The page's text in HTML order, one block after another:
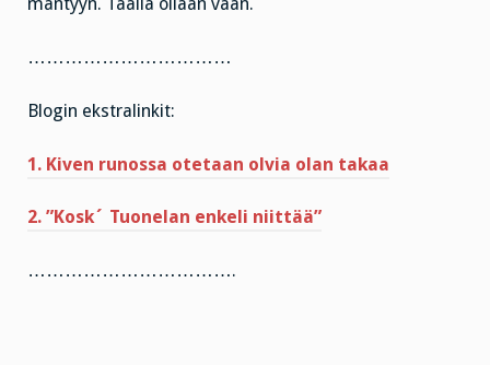
mäntyyn. Täällä ollaan vaan.
……………………………
Blogin ekstralinkit:
1. Kiven runossa otetaan olvia olan takaa
2. ”Kosk´ Tuonelan enkeli niittää”
…………………………….